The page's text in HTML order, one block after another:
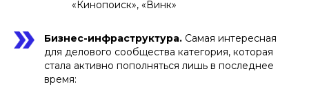
«Кинопоиск», «Винк»
Бизнес-инфраструктура. Самая интересная
для делового сообщества категория, которая
стала активно пополняться лишь в последнее
время: